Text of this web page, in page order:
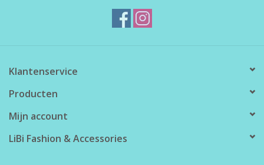
Klantenservice
Producten
Mijn account
LiBi Fashion & Accessories